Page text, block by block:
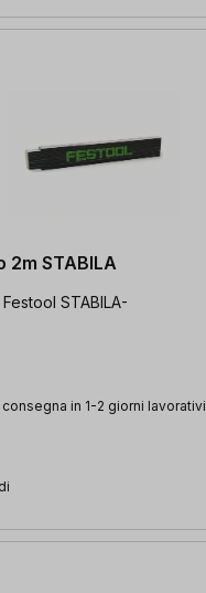
2m STABILA
STABILA-
in 1-2 giorni lavorativi